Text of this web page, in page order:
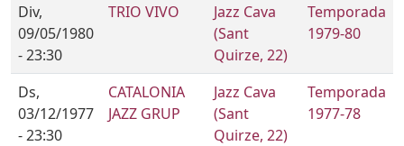
Div,
09/05/1980
- 23:30
TRIO VIVO
Jazz Cava
(Sant
Quirze, 22)
Temporada
1979-80
Ds,
03/12/1977
- 23:30
CATALONIA
JAZZ GRUP
Jazz Cava
(Sant
Quirze, 22)
Temporada
1977-78